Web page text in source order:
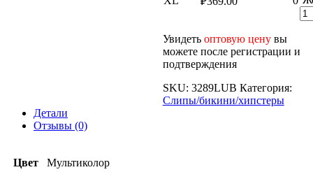
Увидеть оптовую ценувы
можете после регистрации и
подтверждения
SKU: 3289LUB Категория:
Слипы/бикини/хипстеры
Детали
Отзывы (0)
Цвет Мультиколор